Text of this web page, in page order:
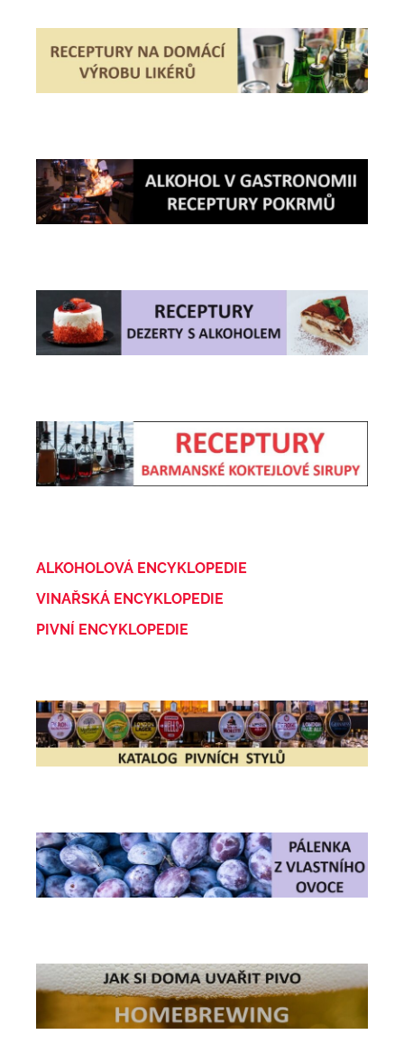
ALKOHOLOVÁ ENCYKLOPEDIE
VINAŘSKÁ ENCYKLOPEDIE
PIVNÍ ENCYKLOPEDIE